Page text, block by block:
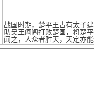
战国时期，楚平王占有太子
助吴王阖闾打败楚国，将楚
闻之，人众者胜天，天定亦能